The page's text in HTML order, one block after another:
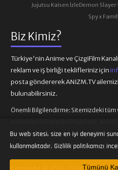
Biz Kimiz?
Türkiye'nin Anime ve ÇizgiFilm
reklam ve iş birliği teklifleriniz için
posta göndererek ANIZM.TV
bulunabilirsiniz.
Önemli Bilgilendirme: Sitemizdeki tüm
içeriği barındırmamaktadır. Telif
sağlayıcılarına iletilmelidir.
Copyright © 2013-2026
Jujutsu Kaisen İzleDemon Slayer
Spy x
Bu web sitesi, size en iyi deneyimi
kullanmaktadır. Gizlilik politikamızı
Tümünü